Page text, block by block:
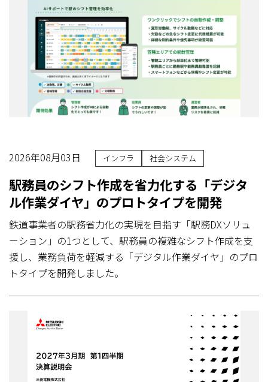
2026年08月03日 インフラ 社会システム
駅務員のシフト作成を省力化する「デジタ
ル作業ダイヤ」のプロトタイプを開発
鉄道事業者の駅務省力化の実現を目指す「駅務DXソリュ
ーション」の1つとして、駅務員の複雑なシフト作成を支
援し、業務負荷を軽減する「デジタル作業ダイヤ」のプロ
トタイプを開発しました。